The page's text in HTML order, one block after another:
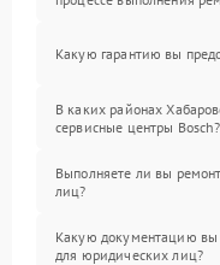
Какую гарантию вы
В каких районах
сервисные центры Bosch?
Выполняете ли вы
лиц?
Какую документацию вы
для юридических лиц?